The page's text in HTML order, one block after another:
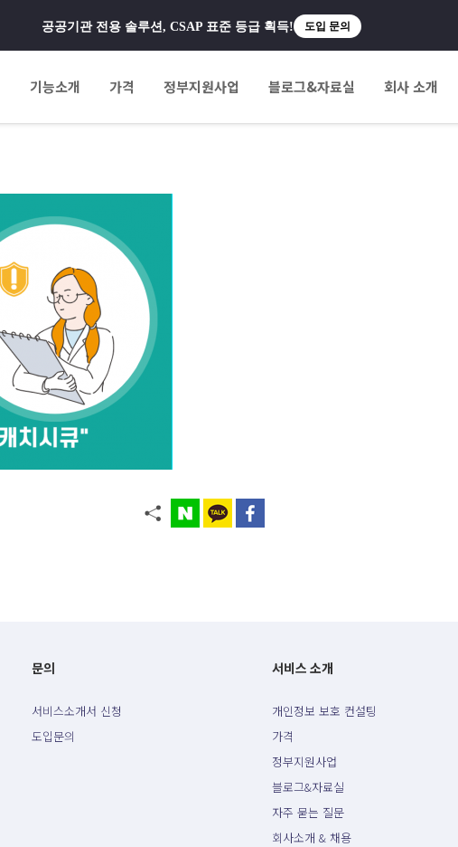
공공기관 전용 솔루션, CSAP 표준 등급 획득! 도입 문의
기능소개 가격 정부지원사업 블로그&자료실 회사 소개
문의
서비스소개서 신청
도입문의
서비스 소개
개인정보 보호 컨설팅
가격
정부지원사업
블로그&자료실
자주 묻는 질문
회사소개 & 채용